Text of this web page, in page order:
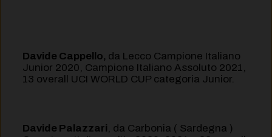
Davide Cappello, da Lecco Campione Italiano
Junior 2020, Campione Italiano Assoluto 2021,
13 overall UCI WORLD CUP categoria Junior.
Davide Palazzari , da Carbonia ( Sardegna )